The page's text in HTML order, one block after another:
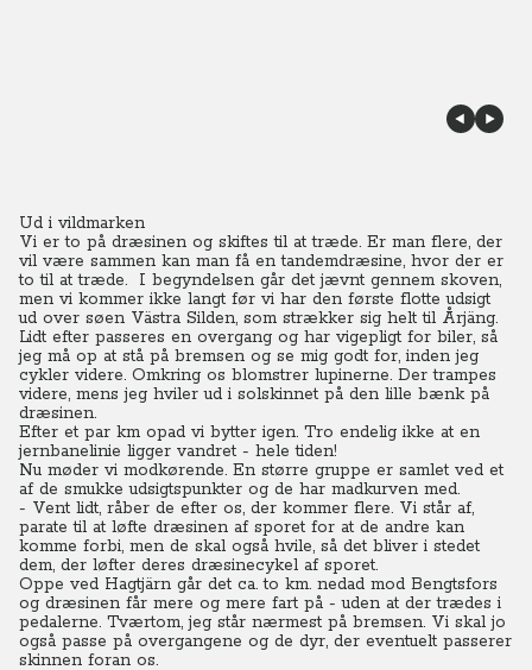
Ud i vildmarken
Vi er to på dræsinen og skiftes til at træde. Er man flere, der
vil være sammen kan man få en tandemdræsine, hvor der er
to til at træde. I begyndelsen går det jævnt gennem skoven,
men vi kommer ikke langt før vi har den første flotte udsigt
ud over søen Västra Silden, som strækker sig helt til Årjäng.
Lidt efter passeres en overgang og har vigepligt for biler, så
jeg må op at stå på bremsen og se mig godt for, inden jeg
cykler videre. Omkring os blomstrer lupinerne. Der trampes
videre, mens jeg hviler ud i solskinnet på den lille bænk på
dræsinen.
Efter et par km opad vi bytter igen. Tro endelig ikke at en
jernbanelinie ligger vandret - hele tiden!
Nu møder vi modkørende. En større gruppe er samlet ved et
af de smukke udsigtspunkter og de har madkurven med.
- Vent lidt, råber de efter os, der kommer flere. Vi står af,
parate til at løfte dræsinen af sporet for at de andre kan
komme forbi, men de skal også hvile, så det bliver i stedet
dem, der løfter deres dræsinecykel af sporet.
Oppe ved Hagtjärn går det ca. to km. nedad mod Bengtsfors
og dræsinen får mere og mere fart på - uden at der trædes i
pedalerne. Tværtom, jeg står nærmest på bremsen. Vi skal jo
også passe på overgangene og de dyr, der eventuelt passerer
skinnen foran os.